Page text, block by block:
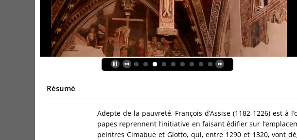
Résumé
Adepte de la pauvreté, François d’Assise (1182-1226) est
papes reprennent l’initiative en faisant édifier sur
peintres Cimabue et Giotto, qui, entre 1290 et 1320, vont